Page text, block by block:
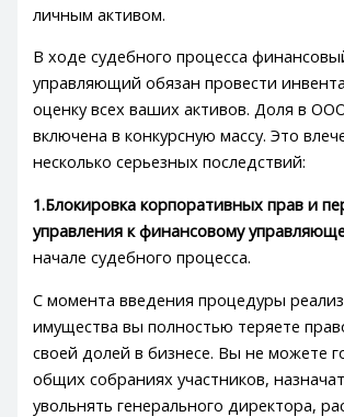
личным активом.
В ходе судебного процесса
управляющий обязан провести
оценку всех ваших активов. Доля в
включена в конкурсную массу. Это
несколько серьезных последствий:
1.Блокировка корпоративных прав и
управления к финансовому
начале судебного процесса.
С момента введения процедуры
имущества вы полностью теряете
своей долей в бизнесе. Вы не можете
общих собраниях участников,
увольнять генерального директора,